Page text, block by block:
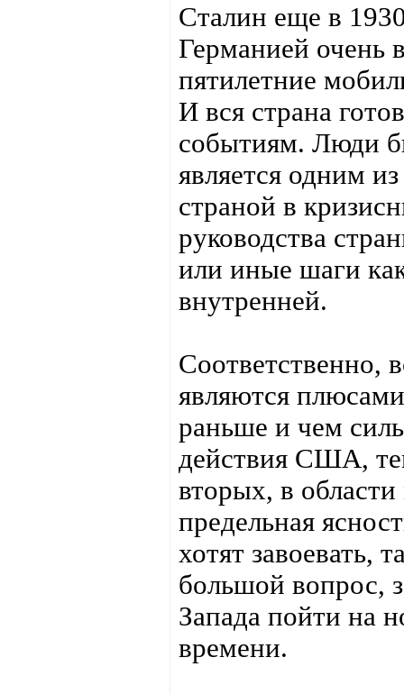
Сталин еще в
Германией очень
пятилетние
И вся страна
событиям. Люди
является одним
страной в
руководства
или иные шаги
внутренней.
Соответственно,
являются
раньше и чем
действия США,
вторых, в
предельная
хотят завоевать,
большой вопрос,
Запада пойти на
времени.